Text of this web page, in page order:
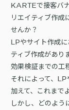
機能
Core
リアルタイムユーザ
バッチ解析
KARTE AI
「うちの子に合う学
セコーポレーション
「どうせ使いこなせ
顧客比率二桁増と自
KARTEデータ
本セミナーでは、
析の始め方を実践的
ンまでを自走するた
「Codatum」を使っ
詳細を見る
KARTEプロダ
KARTEの機能やお
アプリ内でのCX向
です。
ダウンロードする
運用支援
パートナープログラム
プロフェッショナル
KARTEで接客バ
リエイティブ作成
せんか？
LPやサイト作成
ティブ作成があり
効果検証までの工
それによって、
加えて、これまで
しかし、どのよう